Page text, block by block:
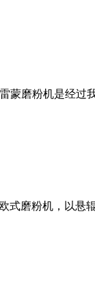
蒙磨粉机是经过
磨粉机，以悬